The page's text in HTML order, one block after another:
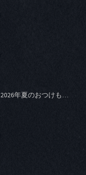
【お漬物がお得な日】2026年夏のおつけものデー開催